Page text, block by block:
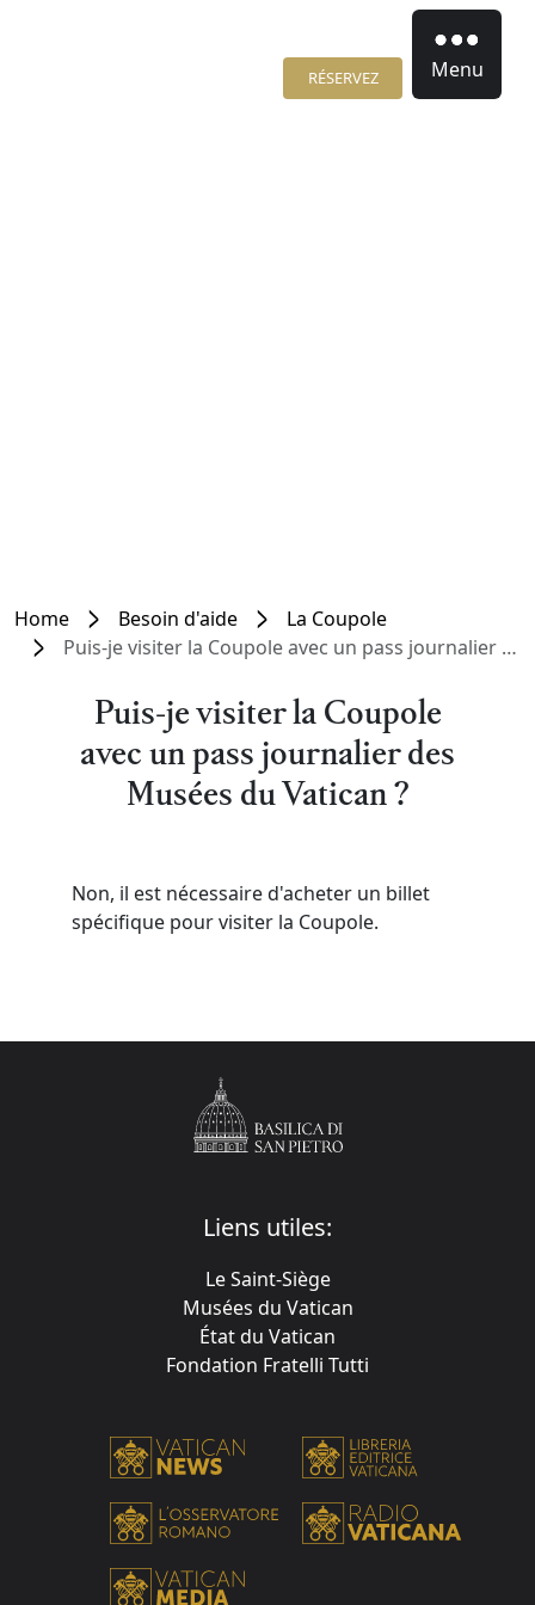
RÉSERVEZ Menu
Home Besoin d'aide
La Coupole
Puis-je visiter la Coupole avec un pass journalier des Musées du Vatican ?
Puis-je visiter la Coupole
avec un pass journalier des
Musées du Vatican ?
Non, il est nécessaire d'acheter un billet
spécifique pour visiter la Coupole.
Liens utiles:
Le Saint-Siège
Musées du Vatican
État du Vatican
Fondation Fratelli Tutti